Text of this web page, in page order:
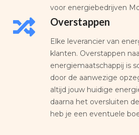
voor energiebedrijven
Overstappen
Elke leverancier van
klanten. Overstappen
energiemaatschappij is
door de aanwezige
altijd jouw huidige
daarna het oversluiten
heb je een eventuele